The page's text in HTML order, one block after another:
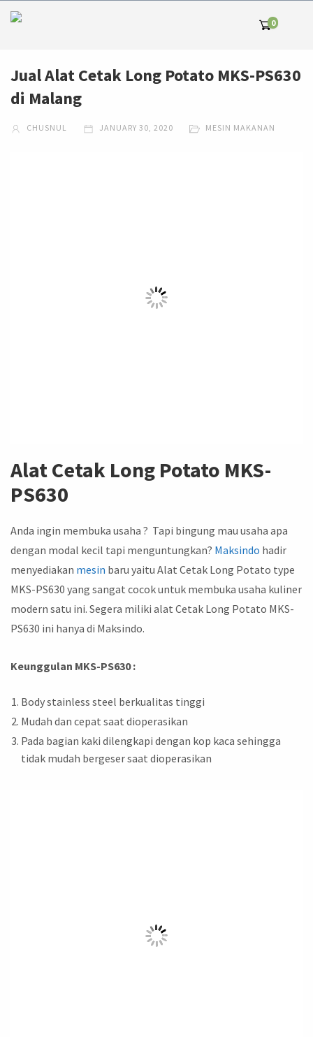
0
Jual Alat Cetak Long Potato MKS-PS630
di Malang
CHUSNUL JANUARY 30, 2020 MESIN MAKANAN
Alat Cetak Long Potato MKS-
PS630
Anda ingin membuka usaha ? Tapi bingung mau usaha apa
dengan modal kecil tapi menguntungkan? Maksindo hadir
menyediakan mesin baru yaitu Alat Cetak Long Potato type
MKS-PS630 yang sangat cocok untuk membuka usaha kuliner
modern satu ini. Segera miliki alat Cetak Long Potato MKS-
PS630 ini hanya di Maksindo.
Keunggulan MKS-PS630 :
Body stainless steel berkualitas tinggi
Mudah dan cepat saat dioperasikan
Pada bagian kaki dilengkapi dengan kop kaca sehingga
tidak mudah bergeser saat dioperasikan